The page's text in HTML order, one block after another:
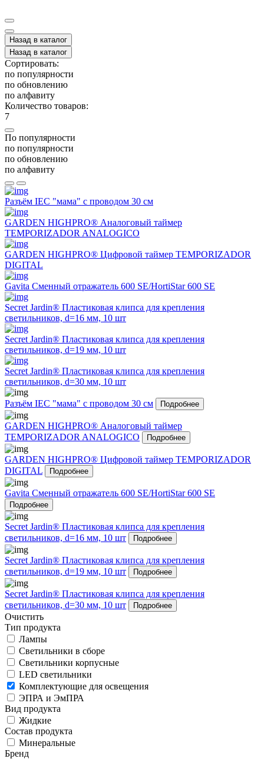
Назад в каталог
Назад в каталог
Сортировать:
по популярности
по обновлению
по алфавиту
Количество товаров:
7
По популярности
по популярности
по обновлению
по алфавиту
Разъём IEC "мама" с проводом 30 см
GARDEN HIGHPRO® Аналоговый таймер
TEMPORIZADOR ANALOGICO
GARDEN HIGHPRO® Цифровой таймер TEMPORIZADOR
DIGITAL
Gavita Сменный отражатель 600 SE/HortiStar 600 SE
Secret Jardin® Пластиковая клипса для крепления
светильников, d=16 мм, 10 шт
Secret Jardin® Пластиковая клипса для крепления
светильников, d=19 мм, 10 шт
Secret Jardin® Пластиковая клипса для крепления
светильников, d=30 мм, 10 шт
Разъём IEC "мама" с проводом 30 см Подробнее
GARDEN HIGHPRO® Аналоговый таймер
TEMPORIZADOR ANALOGICO
Подробнее
GARDEN HIGHPRO® Цифровой таймер TEMPORIZADOR
DIGITAL
Подробнее
Gavita Сменный отражатель 600 SE/HortiStar 600 SE
Подробнее
Secret Jardin® Пластиковая клипса для крепления
светильников, d=16 мм, 10 шт
Подробнее
Secret Jardin® Пластиковая клипса для крепления
светильников, d=19 мм, 10 шт
Подробнее
Secret Jardin® Пластиковая клипса для крепления
светильников, d=30 мм, 10 шт
Подробнее
Очистить
Тип продукта
Лампы
Светильники в сборе
Светильники корпусные
LED светильники
Комплектующие для освещения
ЭПРА и ЭмПРА
Вид продукта
Жидкие
Состав продукта
Минеральные
Бренд